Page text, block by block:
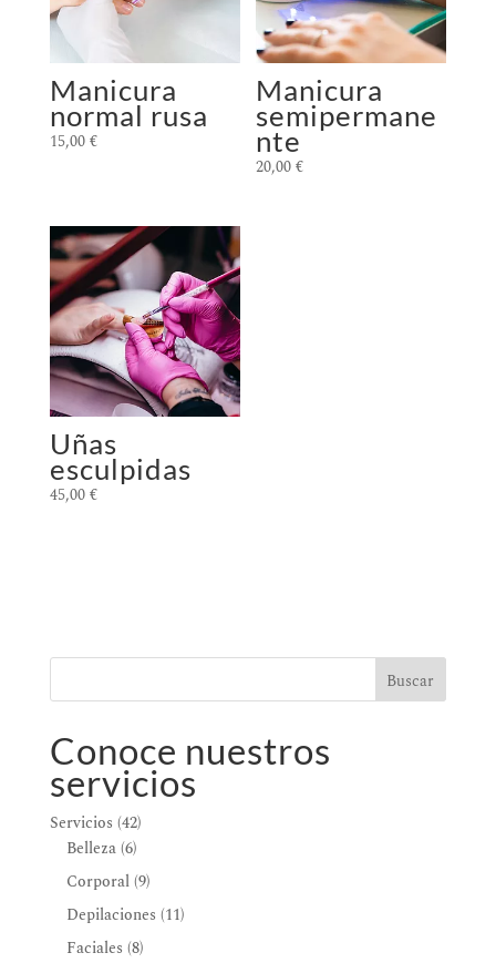
Manicura
normal rusa
15,00€
Manicura
semipermane
nte
20,00€
Uñas
esculpidas
45,00€
Buscar
Conoce nuestros
servicios
Servicios 4242
productos
Belleza 66
productos
Corporal 99
productos
Depilaciones 1111
Faciales 88